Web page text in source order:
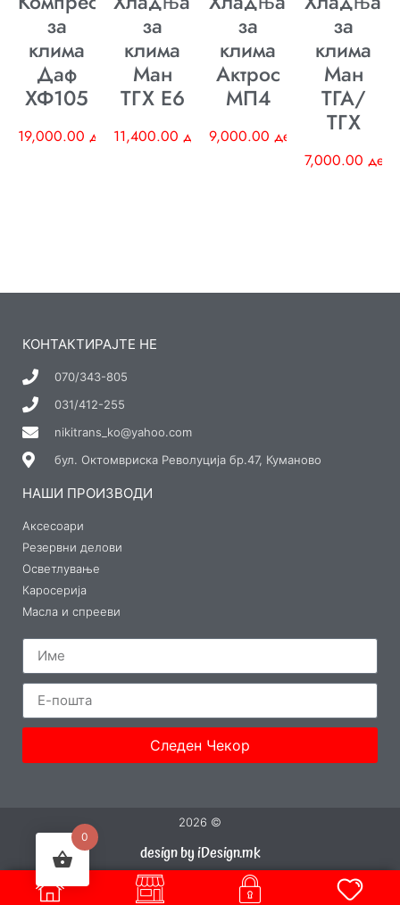
за
клима
Даф
ХФ105
19,000.00 ден
за
клима
Ман
ТГХ E6
11,400.00 ден
за
клима
Актрос
МП4
9,000.00 ден
за
клима
Ман
ТГА/
ТГХ
7,000.00 ден
КОНТАКТИРАЈТЕ НЕ
070/343-805
031/412-255
nikitrans_ko@yahoo.com
бул. Октомвриска Револуција бр.47, Куманово
НАШИ ПРОИЗВОДИ
Аксесоари
Резервни делови
Осветлување
Каросерија
Масла и спрееви
Следен Чекор
2026 ©
design by iDesign.mk
0